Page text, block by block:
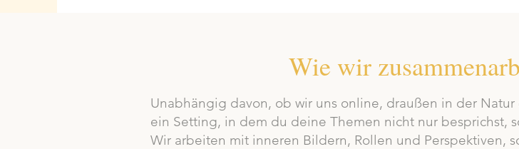
Wie wir
Unabhängig davon, ob wir uns online, draußen in der
ein Setting, in dem du deine Themen nicht nur besprichst,
Wir arbeiten mit inneren Bildern, Rollen und Perspektiven,